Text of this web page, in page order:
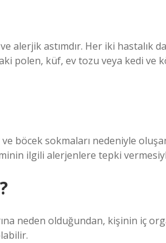
alerjik astımdır. Her iki hastalık
polen, küf, ev tozu veya kedi ve
böcek sokmaları nedeniyle
ilgili alerjenlere tepki
neden olduğundan, kişinin iç